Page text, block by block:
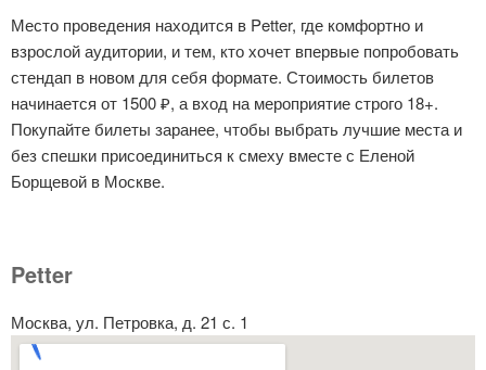
Место проведения находится в Petter, где комфортно и
взрослой аудитории, и тем, кто хочет впервые попробовать
стендап в новом для себя формате. Стоимость билетов
начинается от 1500 ₽, а вход на мероприятие строго 18+.
Покупайте билеты заранее, чтобы выбрать лучшие места и
без спешки присоединиться к смеху вместе с Еленой
Борщевой в Москве.
Petter
Москва, ул. Петровка, д. 21 с. 1